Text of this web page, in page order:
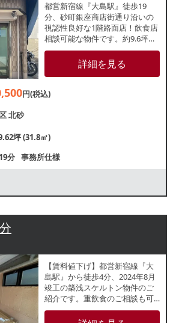
都営新宿線『大島駅』徒歩19
分、砂町銀座商店街通り沿いの
視認性良好な1階路面店！飲食店
相談可能な物件です。約9.6坪と
人気の小箱物件で、新規開業・
個人出店をお考えの方にもおす
すめです。ぜひお気軽にお問合
詳細を見る
円(税込)
北砂
坪 (31.8㎡)
分 事務所仕様
【賃料値下げ】都営新宿線『大
島駅』から徒歩4分、2024年8月
竣工の築浅スケルトン物件のご
紹介です。重飲食のご相談も可
能！300mの通り沿いに約100店
舗が軒を連ねる、歴史ある「サ